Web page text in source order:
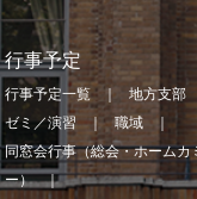
行事予定
行事予定一覧 地方支部
ゼミ／演習
職域
同窓会行事（総会・ホーム
ー）